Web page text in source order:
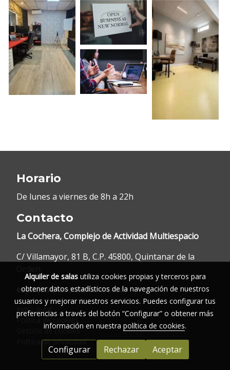
Horario
De lunes a viernes de 8h a 22h
Contacto
La Cochera, Complejo de Actividad Multiespacio
C/ Villamayor, 81 B, C.P. 45800, Quintanar de la
espacios@lacocheracam.com
Aviso legal
Política de cookies
Gestión de cookies
Política de privacidad
Alquiler de salasutiliza cookies propias y terceros para
obtener datos estadísticos de la navegación de nuestros
usuarios y mejorar nuestros servicios. Puedes configurar tus
preferencias a través del botón “Configurar” o obtener más
información en nuestra política de cookies.
Configurar Rechazar Aceptar